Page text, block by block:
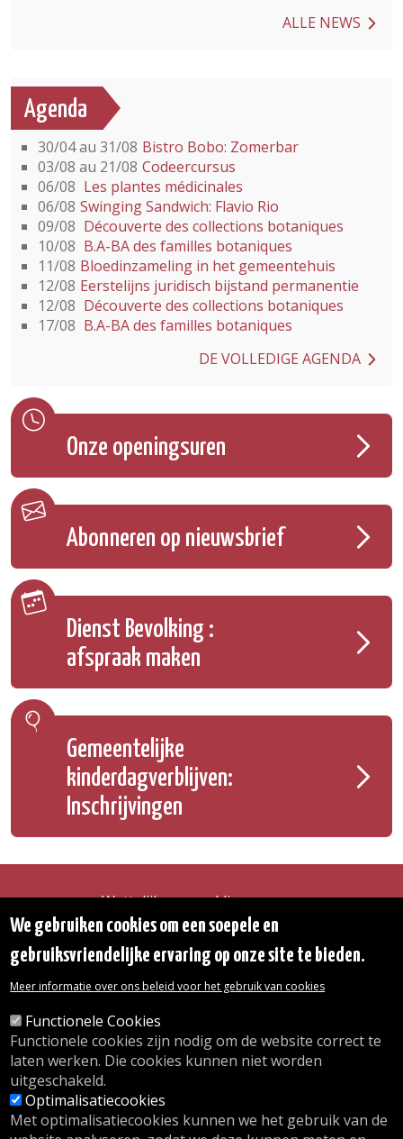
ALLE NEWS
Agenda
30/04 au 31/08 Bistro Bobo: Zomerbar
03/08 au 21/08 Codeercursus
06/08 Les plantes médicinales
06/08 Swinging Sandwich: Flavio Rio
09/08 Découverte des collections botaniques
10/08 B.A-BA des familles botaniques
11/08 Bloedinzameling in het gemeentehuis
12/08 Eerstelijns juridisch bijstand permanentie
12/08 Découverte des collections botaniques
17/08 B.A-BA des familles botaniques
DE VOLLEDIGE AGENDA
Onze openingsuren
Abonneren op nieuwsbrief
Dienst Bevolking :
afspraak maken
Gemeentelijke
kinderdagverblijven:
Inschrijvingen
Wettelijke vermeldingen
Toegankelijkheidsverklaring
Toegang tot het Gemeentehuis
De gemeente diensten
Contact
© 2026 Gemeente Oudergem
Emile Idiersstraat 12 - 1160 Oudergem
Tel. :02/676.48.11.
We gebruiken cookies om een soepele en
gebruiksvriendelijke ervaring op onze site te bieden.
Meer informatie over ons beleid voor het gebruik van cookies
Functionele Cookies
Functionele cookies zijn nodig om de website correct te
laten werken. Die cookies kunnen niet worden
uitgeschakeld.
Optimalisatiecookies
Met optimalisatiecookies kunnen we het gebruik van de